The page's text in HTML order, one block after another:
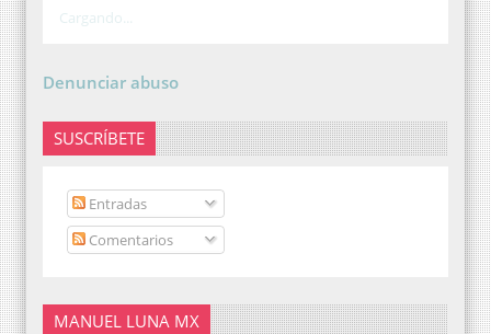
Cargando...
Denunciar abuso
SUSCRÍBETE
Entradas
Comentarios
MANUEL LUNA MX